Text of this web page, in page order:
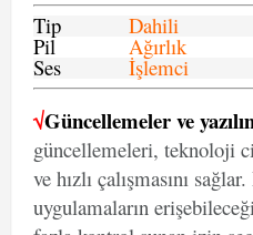
Tip
Dahili
Pil Ağırlık
Ses İşlemci
√Güncellemeler ve
güncellemeleri, teknoloji
ve hızlı çalışmasını
uygulamaların